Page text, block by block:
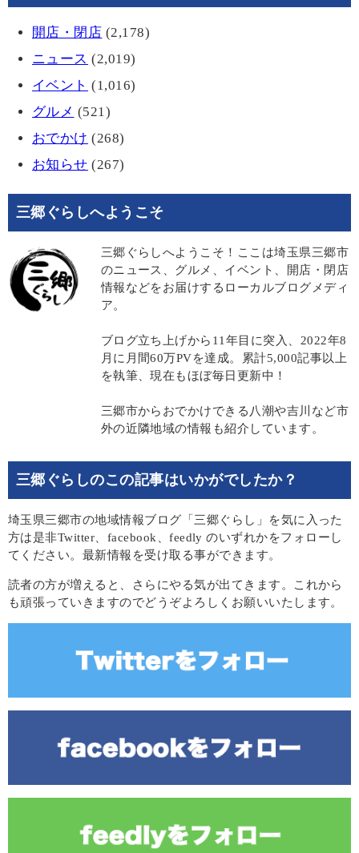
開店・閉店 (2,178)
ニュース (2,019)
イベント (1,016)
グルメ (521)
おでかけ (268)
お知らせ (267)
三郷ぐらしへようこそ
三郷ぐらしへようこそ！ここは埼玉県三郷市
のニュース、グルメ、イベント、開店・閉店
情報などをお届けするローカルブログメディ
ア。
ブログ立ち上げから11年目に突入、2022年8
月に月間60万PVを達成。累計5,000記事以上
を執筆、現在もほぼ毎日更新中！
三郷市からおでかけできる八潮や吉川など市
外の近隣地域の情報も紹介しています。
三郷ぐらしのこの記事はいかがでしたか？
埼玉県三郷市の地域情報ブログ「三郷ぐらし」を気に入った
方は是非Twitter、facebook、feedly のいずれかをフォローし
てください。最新情報を受け取る事ができます。
読者の方が増えると、さらにやる気が出てきます。これから
も頑張っていきますのでどうぞよろしくお願いいたします。